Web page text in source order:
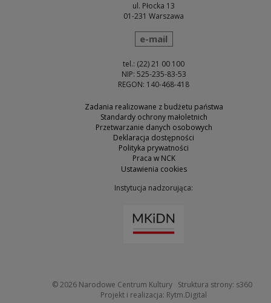
ul. Płocka 13
01-231 Warszawa
wyślij wiadomość
e-mail
tel.: (22) 21 00 100
NIP: 525-235-83-53
REGON: 140-468-418
Zadania realizowane z budżetu państwa
Standardy ochrony małoletnich
Przetwarzanie danych osobowych
Deklaracja dostępności
Polityka prywatności
Praca w NCK
Ustawienia cookies
Instytucja nadzorująca:
© 2026 Narodowe Centrum KulturyStruktura strony: s360
Projekt i realizacja: Rytm.Digital